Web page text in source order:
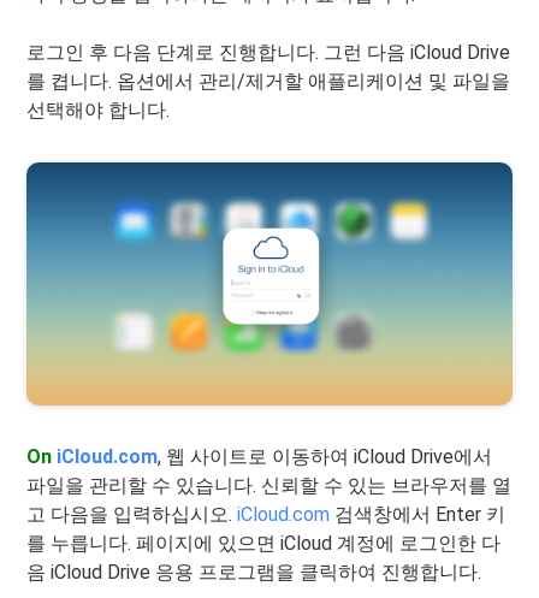
로그인 후 다음 단계로 진행합니다. 그런 다음 iCloud Drive
를 켭니다. 옵션에서 관리/제거할 애플리케이션 및 파일을
선택해야 합니다.
On iCloud.com, 웹 사이트로 이동하여 iCloud Drive에서
파일을 관리할 수 있습니다. 신뢰할 수 있는 브라우저를 열
고 다음을 입력하십시오.iCloud.com 검색창에서 Enter 키
를 누릅니다. 페이지에 있으면 iCloud 계정에 로그인한 다
음 iCloud Drive 응용 프로그램을 클릭하여 진행합니다.